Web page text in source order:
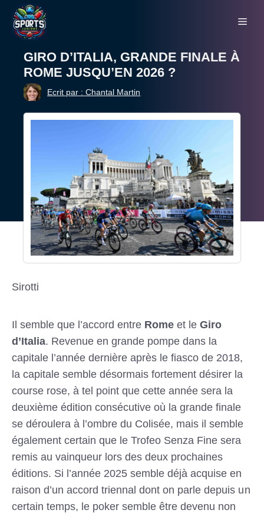
Aller
contenu
GIRO D’ITALIA, GRANDE FINALE À
ROME JUSQU’EN 2026 ?
Ecrit par : Chantal Martin
Sirotti
Il semble que l’accord entre Rome et leGiro
d’Italia. Revenue en grande pompe dans la
capitale l’année dernière après le fiasco de 2018,
la capitale semble désormais fortement désirer la
course rose, à tel point que cette année sera la
deuxième édition consécutive où la grande finale
se déroulera à l’ombre du Colisée, mais il semble
également certain que le Trofeo Senza Fine sera
remis au vainqueur lors des deux prochaines
éditions. Si l’année 2025 semble déjà acquise en
raison d’un accord triennal dont on parle depuis un
certain temps, le poker semble être devenu non